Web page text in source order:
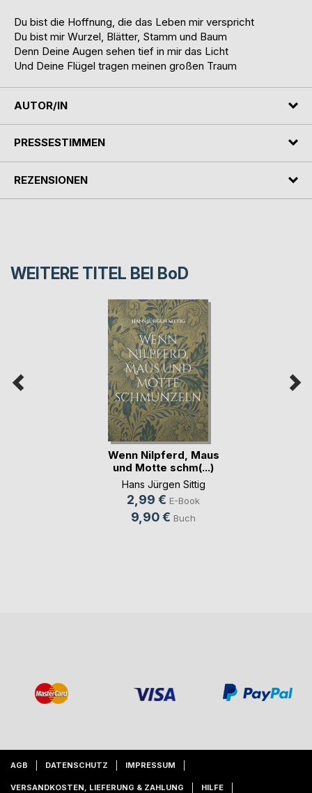
Du bist die Hoffnung, die das Leben mir verspricht
Du bist mir Wurzel, Blätter, Stamm und Baum
Denn Deine Augen sehen tief in mir das Licht
Und Deine Flügel tragen meinen großen Traum
AUTOR/IN
PRESSESTIMMEN
REZENSIONEN
WEITERE TITEL BEI BoD
Wenn Nilpferd, Maus
und Motte schm(...)
Hans Jürgen Sittig
2,99 € E-Book
9,90 € Buch
AGB DATENSCHUTZ IMPRESSUM
VERSANDKOSTEN, LIEFERUNG & ZAHLUNG HILFE